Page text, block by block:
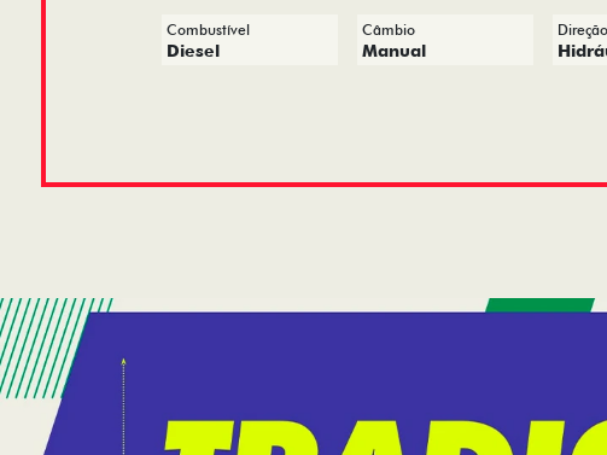
Combustível
Diesel
Câmbio
Manual
Direção